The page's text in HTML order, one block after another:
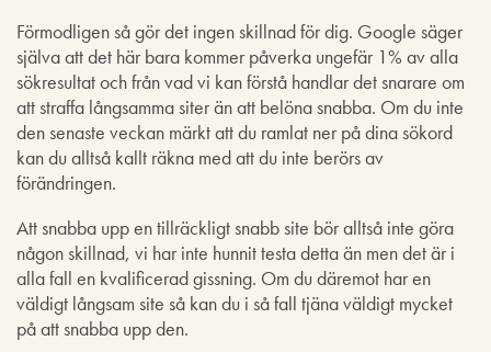
Förmodligen så gör det ingen skillnad för dig. Google säger
själva att det här bara kommer påverka ungefär 1% av alla
sökresultat och från vad vi kan förstå handlar det snarare om
att straffa långsamma siter än att belöna snabba. Om du inte
den senaste veckan märkt att du ramlat ner på dina sökord
kan du alltså kallt räkna med att du inte berörs av
förändringen.
Att snabba upp en tillräckligt snabb site bör alltså inte göra
någon skillnad, vi har inte hunnit testa detta än men det är i
alla fall en kvalificerad gissning. Om du däremot har en
väldigt långsam site så kan du i så fall tjäna väldigt mycket
på att snabba upp den.